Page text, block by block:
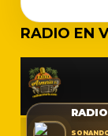
RADIO EN